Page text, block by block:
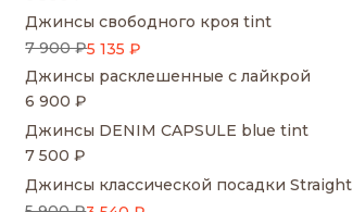
Джинсы свободного кроя tint
5 135 ₽
7 900 ₽
Джинсы расклешенные с лайкрой
6 900 ₽
Джинсы DENIM CAPSULE blue tint
7 500 ₽
Джинсы классической посадки Straight